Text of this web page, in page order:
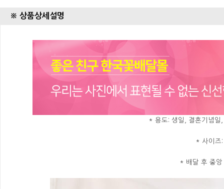
※ 상품상세설명
* 용도: 생일, 결혼기념일
* 사이즈
* 배달 후 중앙